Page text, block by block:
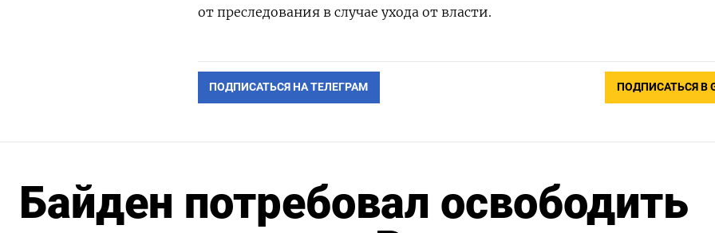
от преследования в случае ухода от власти.
ПОДПИСАТЬСЯ НА ТЕЛЕГРАМ ПОДПИСАТЬСЯ В
Байден потребовал освободить